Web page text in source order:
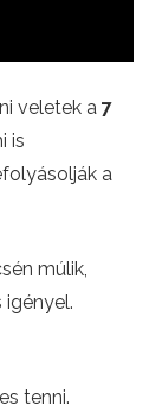
veletek a 7
is
a
múlik,
igényel.
tenni.